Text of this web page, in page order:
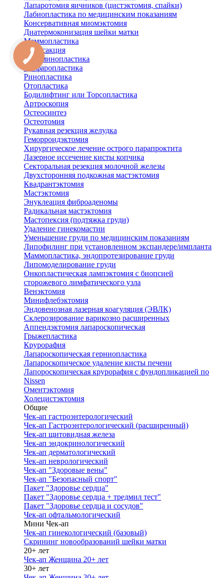
Лапаротомия яичников (цистэктомия, спайки)
Лабиопластика по медицинским показаниям
Консервативная миомэктомия
Диатермоконизация шейки матки
Маммопластика
Липосакция
Абдоминопластика
Блефаропластика
Ринопластика
Отопластика
Бодилифтинг или Торсопластика
Артроскопия
Остеосинтез
Остеотомия
Рукавная резекция желудка
Геморроидэктомия
Хирургическое лечение острого парапроктита
Лазерное иссечение кисты копчика
Секторальная резекция молочной железы
Двухсторонняя подкожная мастэктомия
Квадрантэктомия
Мастэктомия
Энуклеация фиброаденомы
Радикальная мастэктомия
Мастопексия (подтяжка груди)
Удаление гинекомастии
Уменьшение груди по медицинским показаниям
Липофилинг при установленном экспандере/импланта
Маммопластика, эндопротезирование груди
Липомоделирование груди
Онкопластическая лампэктомия с биопсией
сторожевого лимфатического узла
Венэктомия
Минифлебэктомия
Эндовенозная лазерная коагуляция (ЭВЛК)
Склерозирование варикозно расширенных
Аппендэктомия лапароскопическая
Грыжепластика
Крурорафия
Лапароскопическая герниопластика
Лапароскопическое удаление кисты печени
Лапороскопическая крурорафия с фундопликацией по
Nissen
Оментэктомия
Холецистэктомия
Общие
Чек-ап гастроэнтерологический
Чек-ап Гастроэнтерологический (расширенный)
Чек-ап щитовидная железа
Чек-ап эндокринологический
Чек-ап дерматологический
Чек-ап неврологический
Чек-ап "Здоровые вены"
Чек-ап "Безопасный спорт"
Пакет "Здоровье сердца"
Пакет "Здоровье сердца + тредмил тест"
Пакет "Здоровье сердца и сосудов"
Чек-ап офтальмологический
Мини Чек-ап
Чек-ап гинекологический (базовый)
Скрининг новообразований шейки матки
20+ лет
Чек-ап Женщина 20+ лет
30+ лет